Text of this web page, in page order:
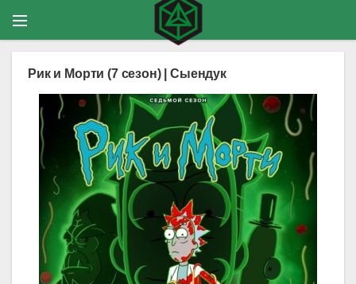
Рик и Морти (7 сезон) | Сыендук